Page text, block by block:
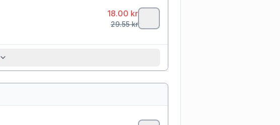
18.00 kr
29.55kr